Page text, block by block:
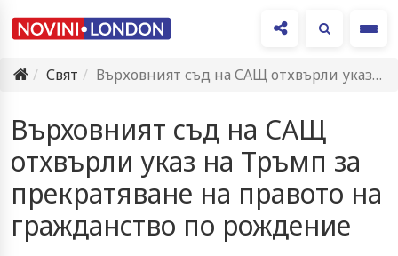
Свят
Върховният съд на САЩ отхвърли указ на Тръмп за прекратяване…
Върховният съд на САЩ
отхвърли указ на Тръмп за
прекратяване на правото на
гражданство по рождение